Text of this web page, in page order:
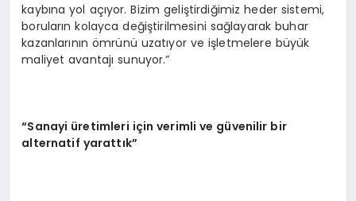
kaybına yol açıyor. Bizim geliştirdiğimiz heder sistemi,
boruların kolayca değiştirilmesini sağlayarak buhar
kazanlarının ömrünü uzatıyor ve işletmelere büyük
maliyet avantajı sunuyor.”
“Sanayi üretimleri için verimli ve güvenilir bir
alternatif yarattık”